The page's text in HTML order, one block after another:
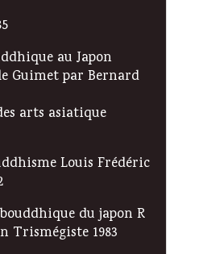
au Japon
Guimet par Bernard
arts asiatique
Louis Frédéric
du japon R
Trismégiste 1983